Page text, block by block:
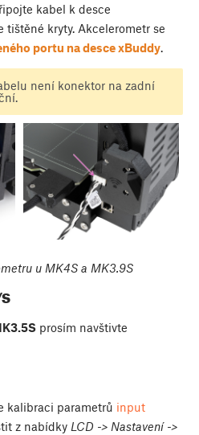
kabel k desce
kryty. Akcelerometr se
portu na desce xBuddy.
není konektor na zadní
u MK4S a MK3.9S
prosím navštivte
kalibraci parametrů input
z nabídky LCD -> Nastavení ->